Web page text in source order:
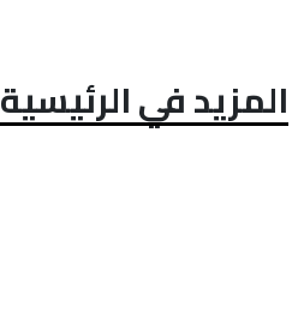
المزيد في الرئيسية